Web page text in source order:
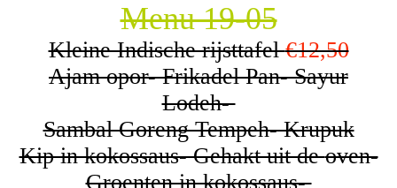
Menu 19-05
Kleine Indische rijsttafel€12,50
Ajam opor- Frikadel Pan- Sayur
Lodeh-
Sambal Goreng Tempeh- Krupuk
Kip in kokossaus- Gehakt uit deoven-
Groenten in kokossaus-